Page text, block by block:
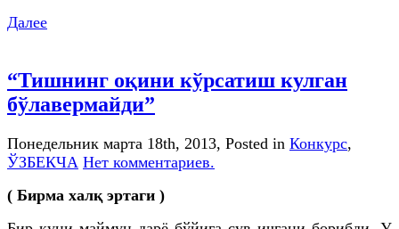
Далее
“Тишнинг оқини кўрсатиш кулган
бўлавермайди”
Понедельник марта 18th, 2013, Posted in Конкурс,
ЎЗБЕКЧА Нет комментариев.
( Бирма халқ эртаги )